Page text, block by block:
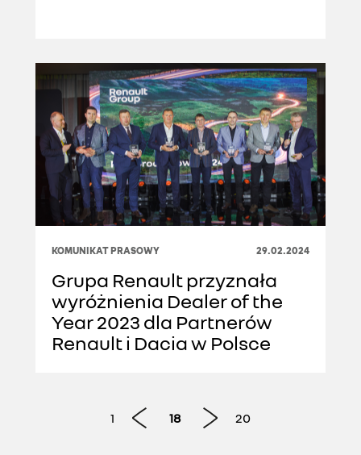
KOMUNIKAT PRASOWY 29.02.2024
Grupa Renault przyznała
wyróżnienia Dealer of the
Year 2023 dla Partnerów
Renault i Dacia w Polsce
1 18 20